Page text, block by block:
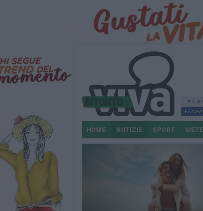
HOME NOTIZIE SPORT